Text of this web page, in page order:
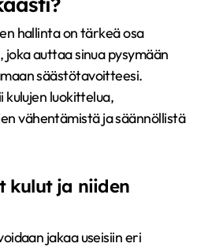
hallinta on tärkeä osa
auttaa sinua pysymään
säästötavoitteesi.
kulujen luokittelua,
vähentämistä ja säännöllistä
kulut ja niiden
jakaa useisiin eri